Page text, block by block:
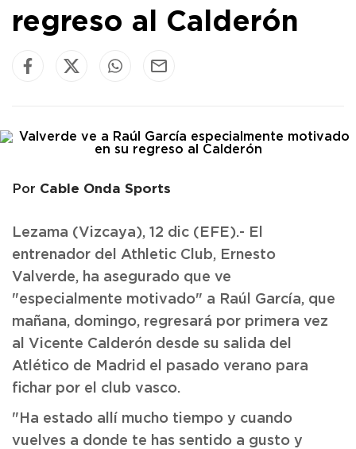
regreso al Calderón
Por Cable Onda Sports
Lezama (Vizcaya), 12 dic (EFE).- El
entrenador del Athletic Club, Ernesto
Valverde, ha asegurado que ve
"especialmente motivado" a Raúl García, que
mañana, domingo, regresará por primera vez
al Vicente Calderón desde su salida del
Atlético de Madrid el pasado verano para
fichar por el club vasco.
"Ha estado allí mucho tiempo y cuando
vuelves a donde te has sentido a gusto y